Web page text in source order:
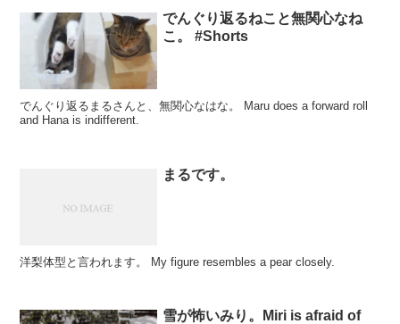
でんぐり返るねこと無関心なね
こ。 #Shorts
でんぐり返るまるさんと、無関心なはな。 Maru does a forward roll
and Hana is indifferent.
まるです。
洋梨体型と言われます。 My figure resembles a pear closely.
雪が怖いみり。Miri is afraid of